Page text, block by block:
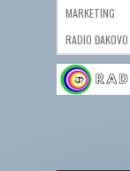
MARKETING
RADIO ĐAKOVO